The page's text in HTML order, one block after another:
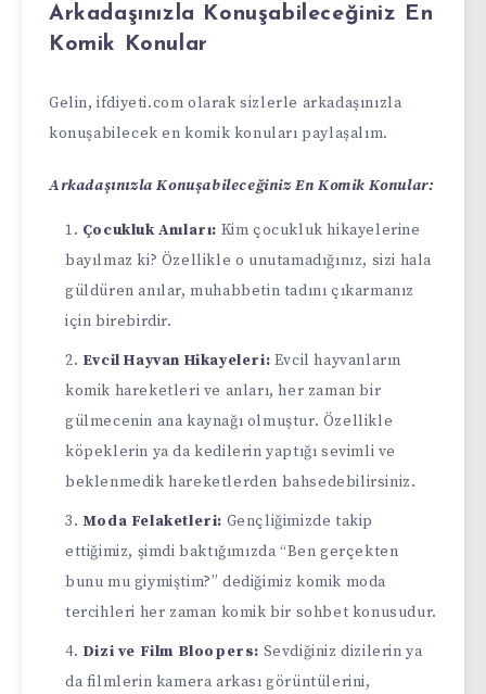
Arkadaşınızla Konuşabileceğiniz En
Komik Konular
Gelin,ifdiyeti.com olarak sizlerle arkadaşınızla
konuşabilecek en komik konuları paylaşalım.
Arkadaşınızla Konuşabileceğiniz En Komik Konular:
Çocukluk Anıları: Kim çocukluk hikayelerine
bayılmaz ki? Özellikle o unutamadığınız, sizi hala
güldüren anılar, muhabbetin tadını çıkarmanız
için birebirdir.
Evcil Hayvan Hikayeleri: Evcil hayvanların
komik hareketleri ve anları, her zaman bir
gülmecenin ana kaynağı olmuştur. Özellikle
köpeklerin ya da kedilerin yaptığı sevimli ve
beklenmedik hareketlerden bahsedebilirsiniz.
Moda Felaketleri: Gençliğimizde takip
ettiğimiz, şimdi baktığımızda “Ben gerçekten
bunu mu giymiştim?” dediğimiz komik moda
tercihleri her zaman komik bir sohbet konusudur.
Dizi ve Film Bloopers: Sevdiğiniz dizilerin ya
da filmlerin kamera arkası görüntülerini,